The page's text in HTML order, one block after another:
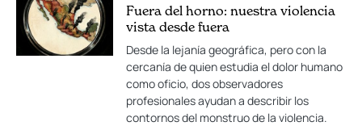
Fuera del horno: nuestra violencia
vista desde fuera
Desde la lejanía geográfica, pero con la
cercanía de quien estudia el dolor humano
como oficio, dos observadores
profesionales ayudan a describir los
contornos del monstruo de la violencia.